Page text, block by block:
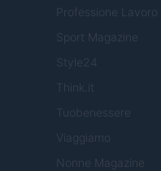
Professione Lavoro
Sport Magazine
Style24
Think.it
Tuobenessere
Viaggiamo
Nonne Magazine